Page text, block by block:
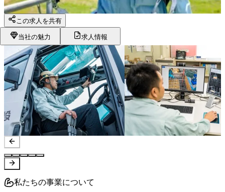
この求人を共有
当社の魅力 求人情報
私たちの事業について